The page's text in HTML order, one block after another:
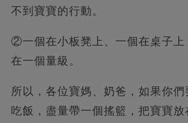
不到寶寶的行動。
②一個在小板凳上、一個在桌子上
在一個量級。
所以，各位寶媽、奶爸，如果你們
吃飯，盡量帶一個搖籃，把寶寶放